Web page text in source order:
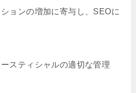
ョンの増加に寄与し、SEOに
スティシャルの適切な管理